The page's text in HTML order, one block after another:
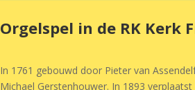
Orgelspel in de RK Kerk
In 1761 gebouwd door Pieter van
Michael Gerstenhouwer. In 1893